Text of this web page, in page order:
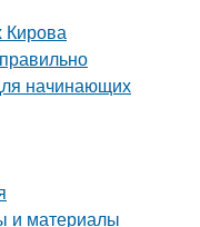
Кирова
начинающих
и материалы